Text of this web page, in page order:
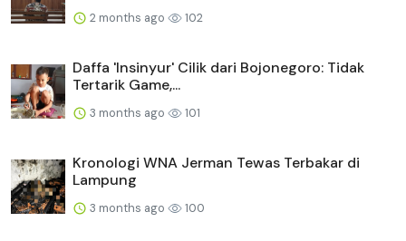
2 months ago 102
Daffa 'Insinyur' Cilik dari Bojonegoro: Tidak
Tertarik Game,...
3 months ago 101
Kronologi WNA Jerman Tewas Terbakar di
Lampung
3 months ago 100